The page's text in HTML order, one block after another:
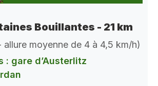
Bouillantes - 21 km
moyenne de 4 à 4,5 km/h)
: gare d’Austerlitz